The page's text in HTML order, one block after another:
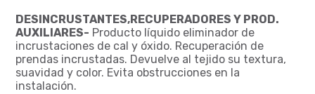
DESINCRUSTANTES,RECUPERADORES Y PROD.
AUXILIARES- Producto líquido eliminador de
incrustaciones de cal y óxido. Recuperación de
prendas incrustadas. Devuelve al tejido su textura,
suavidad y color. Evita obstrucciones en la
instalación.